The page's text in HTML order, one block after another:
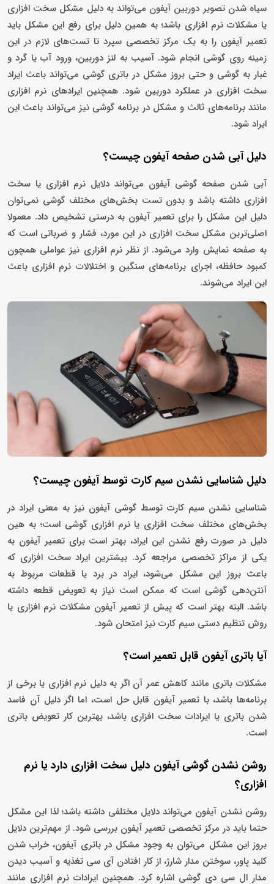
سیاه شدن تصویر دوربین آیفون می‌تواند به دلیل مشکل سخت افزاری
یا مشکلات نرم افزاری باشد؛ به همین دلیل برای رفع این مشکل باید
تعمیر آیفون را به یک مرکز تخصصی سپرد تا تست‌های لازم در این
زمینه روی گوشی انجام شود. آسیب به لنز دوربین، ورود آب یا گرد و
غبار به گوشی و حتی بروز مشکل در باتری گوشی می‌تواند باعث ایراد
سخت افزاری در عملکرد دوربین شود. همچنین ایرادهای نرم افزاری
مانند برنامه‌های ثالث و مشکل در برنامه گوشی نیز می‌تواند باعث این
ایراد شود.
دلیل آبی شدن صفحه آیفون چیست؟
آبی شدن صفحه گوشی آیفون می‌تواند دلایل نرم افزاری یا سخت
افزاری داشته باشد و بدون تست بخش‌های مختلف گوشی نمی‌توان
دلیل این مشکل را برای تعمیر آیفون به درستی تشخیص داد. معمولا
اصلی‌ترین مشکل سخت افزاری در این مورد، فشار و ضرباتی است که
به صفحه نمایش وارد می‌شود. از نظر نرم افزاری نیز عواملی همچون
کمبود حافظه، اجرای برنامه‌های سنگین و اختلالات نرم افزاری باعث
این ایراد می‌شوند.
دلیل شناسایی نشدن سیم کارت توسط آیفون چیست؟
شناسایی نشدن سیم کارت توسط گوشی آیفون نیز به معنی ایراد در
بخش‌های مختلف سخت افزاری یا نرم افزاری گوشی است؛ به هین
دلیل در صورت رفع نشدن این ایراد، بهتر است برای تعمیر آیفون به
یکی از مراکز تخصصی مراجعه کرد. بیشترین ایراد سخت افزاری که
باعث بروز این مشکل می‌شود، ایراد در برد یا قطعات مربوط به
آنتن‌دهی گوشی است که ممکن است نیاز به تعویض قطعه داشته
باشد. البته بهتر است که پیش از تعمیر آیفون مشکلات نرم افزاری یا
روش تنظیم دستی سیم کارت نیز امتحان شود.
آیا باتری آیفون قابل تعمیر است؟
مشکلات باتری مانند کاهش عمر آن اگر به دلیل نرم افزاری یا برخی از
برنامه‌ها باشد، با تعمیر آیفون قابل حل است، اما اگر دلیل آن فاسد
شدن باتری یا ایرادات سخت افزاری باشد، بهترین کار تعویض باتری
است.
روشن نشدن گوشی آیفون دلیل سخت افزاری دارد یا نرم
افزاری؟
روشن نشدن آیفون می‌تواند دلایل مختلفی داشته باشد؛ لذا این مشکل
حتما باید در مرکز تخصصی تعمیر آیفون بررسی شود. از مهم‌ترین دلایل
بروز این مشکل می‌توان به وجود مشکل در باتری آیفون، خراب شدن
کلید پاور، سوختن مدار شارژ، از کار افتادن آی سی تغذیه و آسیب دیدن
مدار ال سی دی گوشی اشاره کرد. همچنین ایرادات نرم افزاری مانند